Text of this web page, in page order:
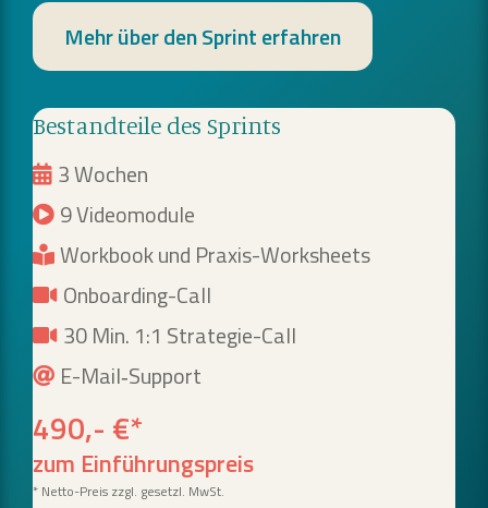
Mehr über den Sprint erfahren
Bestandteile des Sprints
3 Wochen
9 Videomodule
Workbook und Praxis-Worksheets
Onboarding-Call
30 Min. 1:1 Strategie-Call
E-Mail‑Support
490,- €*
zum Einführungspreis
* Netto-Preis zzgl. gesetzl. MwSt.